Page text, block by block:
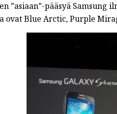
”asiaan”-pääsyä
ovat Blue Arctic, Purple